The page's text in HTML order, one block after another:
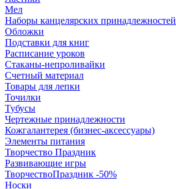
Мел
Наборы канцелярских принадлежностей
Обложки
Подставки для книг
Расписание уроков
Стаканы-непроливайки
Счетный материал
Товары для лепки
Точилки
Тубусы
Чертежные принадлежности
Кожгалантерея (бизнес-аксессуары)
Элементы питания
Творчество Праздник
Развивающие игры
ТворчествоПраздник -50%
Носки